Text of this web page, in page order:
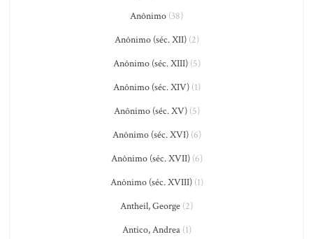
Anônimo (38)
Anônimo (séc. XII)(2)
Anônimo (séc. XIII)(5)
Anônimo (séc. XIV)(1)
Anônimo (séc. XV)(5)
Anônimo (séc. XVI)(6)
Anônimo (séc. XVII)(6)
Anônimo (séc. XVIII)(1)
Antheil, George (2)
Antico, Andrea(1)